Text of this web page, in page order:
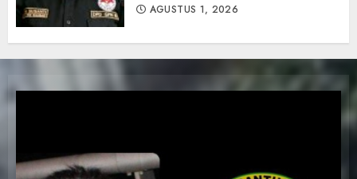
AGUSTUS 1, 2026